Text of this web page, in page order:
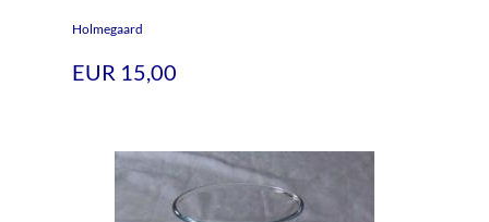
Holmegaard
EUR 15,00